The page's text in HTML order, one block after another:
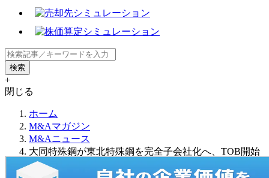
+
閉じる
ホーム
M&Aマガジン
M&Aニュース
大同特殊鋼が東北特殊鋼を完全子会社化へ、TOB開始